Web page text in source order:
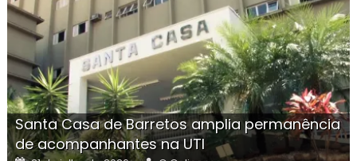
Santa Casa de Barretos amplia permanência
de acompanhantes na UTI